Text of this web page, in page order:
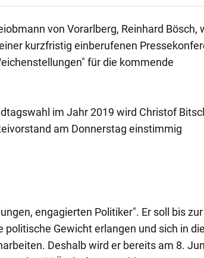
von Vorarlberg, Reinhard Bösch,
kurzfristig einberufenen
für die kommende
im Jahr 2019 wird Christof
am Donnerstag einstimmig
engagierten Politiker". Er soll bis zur
politische Gewicht erlangen und sich in die
Deshalb wird er bereits am 8.